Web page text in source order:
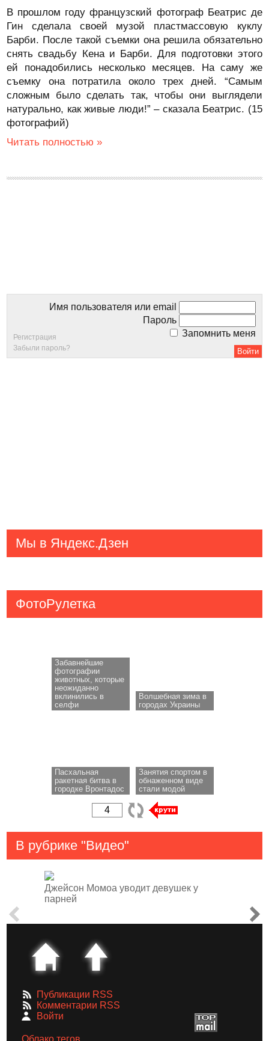
В прошлом году французский фотограф Беатрис де
Гин сделала своей музой пластмассовую куклу
Барби. После такой съемки она решила обязательно
снять свадьбу Кена и Барби. Для подготовки этого
ей понадобились несколько месяцев. На саму же
съемку она потратила около трех дней. “Самым
сложным было сделать так, чтобы они выглядели
натурально, как живые люди!” – сказала Беатрис. (15
фотографий)
Читать полностью »
Имя пользователя или email
Пароль
Запомнить меня
Регистрация
Забыли пароль?
Мы в Яндекс.Дзен
ФотоРулетка
Забавнейшие
фотографии
животных, которые
неожиданно
вклинились в
селфи
Волшебная зима в
городах Украины
Пасхальная
ракетная битва в
городке Вронтадос
Занятия спортом в
обнаженном виде
стали модой
В рубрике "Видео"
Джейсон Момоа уводит девушек у
парней
Публикации RSS
Комментарии RSS
Войти
Облако тегов